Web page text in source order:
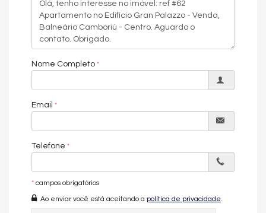
Nome Completo
Email
Telefone
* campos obrigatórios
Ao enviar você está aceitando a política de privacidade